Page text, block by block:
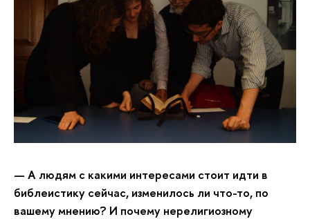
— А людям с какими интересами стоит идти в
библеистику сейчас, изменилось ли что-то, по
вашему мнению? И почему нерелигиозному